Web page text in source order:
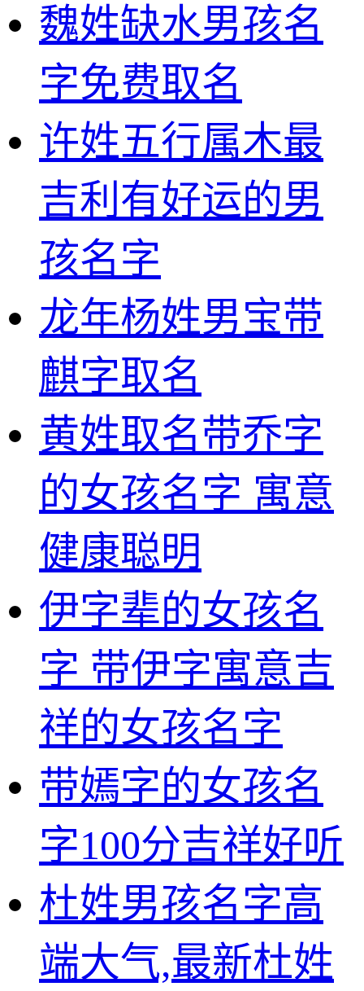
魏姓缺水男孩名
字免费取名
许姓五行属木最
吉利有好运的男
孩名字
龙年杨姓男宝带
麒字取名
黄姓取名带乔字
的女孩名字 寓意
健康聪明
伊字辈的女孩名
字 带伊字寓意吉
祥的女孩名字
带嫣字的女孩名
字100分吉祥好听
杜姓男孩名字高
端大气,最新杜姓